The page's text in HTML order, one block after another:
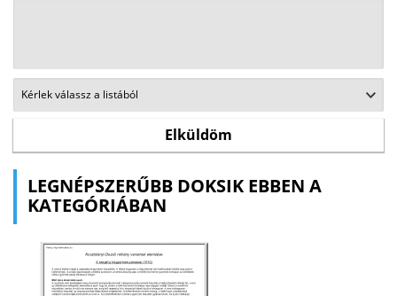
LEGNÉPSZERŰBB DOKSIK EBBEN A
KATEGÓRIÁBAN